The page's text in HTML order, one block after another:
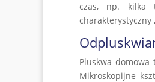
czas, np. kilka
Pluskwa
Mikroskopijne